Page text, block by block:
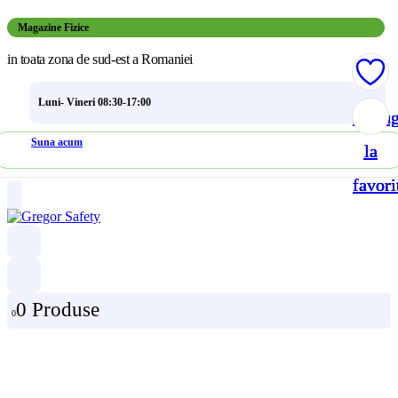
Magazine Fizice
in toata zona de sud-est a Romaniei
Luni- Vineri 08:30-17:00
Suna acum
00 Produse
la
la
la
la